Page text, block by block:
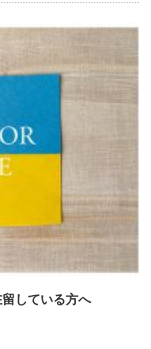
している方へ